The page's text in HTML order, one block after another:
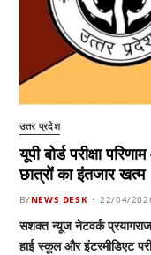
उत्तर प्रदेश
यूपी बोर्ड परीक्षा
छात्रों का इंतजार खत्म
BYNEWS DESK 22/04/
सशक्त न्यूज नेटवर्क
हाई स्कूल और इंटरमीडिएट